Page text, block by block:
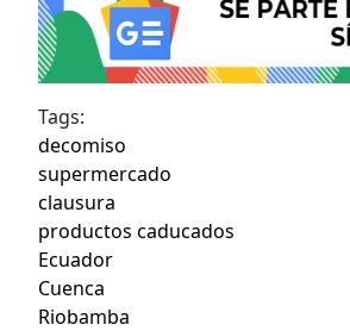
Tags:
decomiso
supermercado
clausura
productos caducados
Ecuador
Cuenca
Riobamba